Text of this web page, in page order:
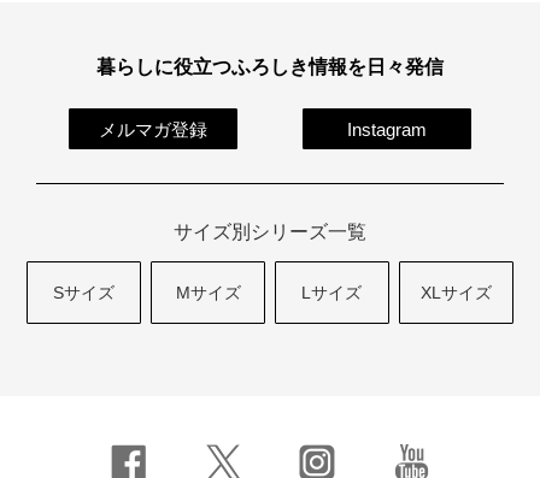
暮らしに役立つふろしき情報を日々発信
メルマガ登録 Instagram
サイズ別シリーズ一覧
Sサイズ Mサイズ Lサイズ XLサイズ